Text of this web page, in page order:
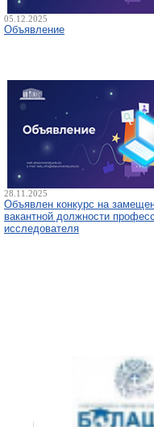
05.12.2025
Объявление
28.11.2025
Объявлен конкурс на
вакантной должности
исследователя